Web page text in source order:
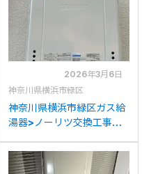
GT-2470SAW BLへの交
換
2026年3月6日
神奈川県横浜市緑区
神奈川県横浜市緑区ガス給
湯器>ノーリツ交換工事施
2450SAWXからノーリツ
GT-2470SAW BLへの交